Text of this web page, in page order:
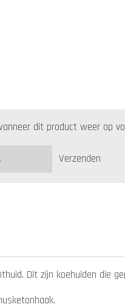
dit product weer op
Verzenden
Dit zijn koehuiden die